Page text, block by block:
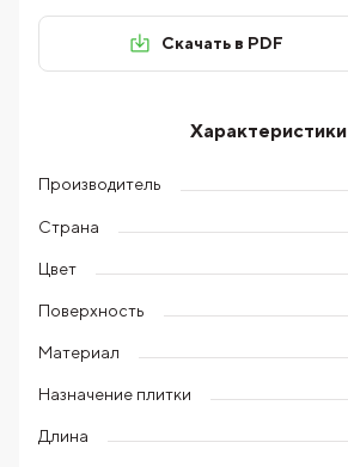
Скачать в PDF
Характеристики
Производитель
Страна
Цвет
Поверхность
Материал
Назначение плитки
Длина